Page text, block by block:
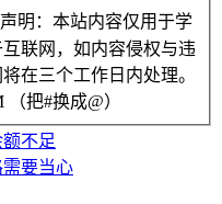
明：本站内容仅用于学
联网，如内容侵权与违
在三个工作日内处理。
把#换成@）
不足
要当心